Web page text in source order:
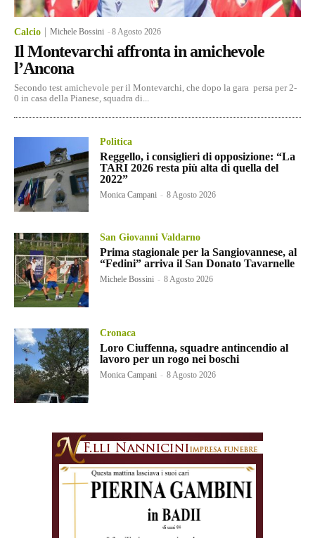
Calcio Michele Bossini -8 Agosto 2026
Il Montevarchi affronta in amichevole
l’Ancona
Secondo test amichevole per il Montevarchi, che dopo la gara persa per 2-
0 in casa della Pianese, squadra di...
Politica
Reggello, i consiglieri di opposizione: “La
TARI 2026 resta più alta di quella del
2022”
Monica Campani - 8 Agosto 2026
San Giovanni Valdarno
Prima stagionale per la Sangiovannese, al
“Fedini” arriva il San Donato Tavarnelle
Michele Bossini - 8 Agosto 2026
Cronaca
Loro Ciuffenna, squadre antincendio al
lavoro per un rogo nei boschi
Monica Campani - 8 Agosto 2026